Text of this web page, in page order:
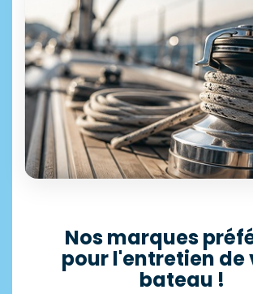
+25 000 références
Motonautisme
Découvrir →
Accastillage
11 500 articles en stock
Nos marques
pour l'entretien de
bateau !